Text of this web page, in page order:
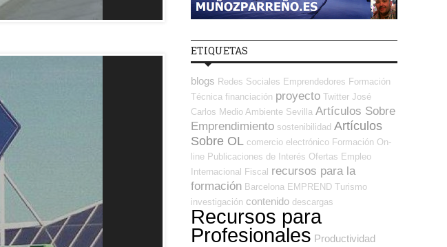
ETIQUETAS
blogs Redes Sociales Emprendedores Formación
Técnica financiación proyecto Twitter José
Carlos Medio Ambiente Sevilla Artículos Sobre
Emprendimiento sostenibilidad Artículos
Sobre OL comercio electrónico Formación On-
line Publicaciones de Interés Ofertas Empleo
Internacional
Fiscal recursos para la
formación Barcelona EMPREND Turismo
investigación contenido descargas
Recursos para
Profesionales Productividad